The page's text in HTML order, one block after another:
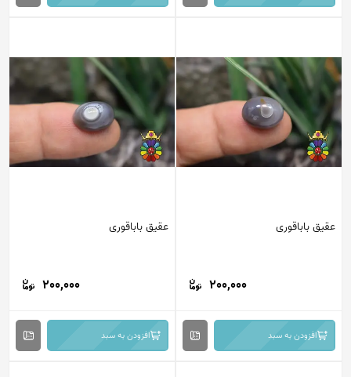
عقیق باباقوری
200,000
افزودن به سبد
عقیق باباقوری
200,000
افزودن به سبد